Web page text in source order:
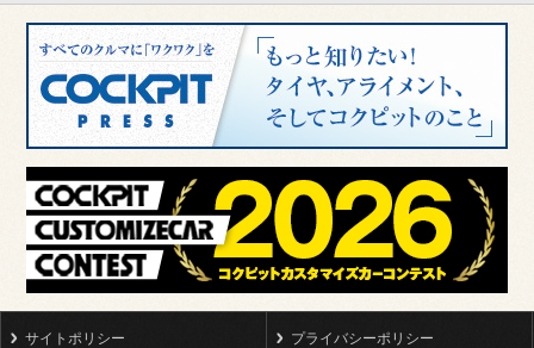
サイトポリシー プライバシーポリシー